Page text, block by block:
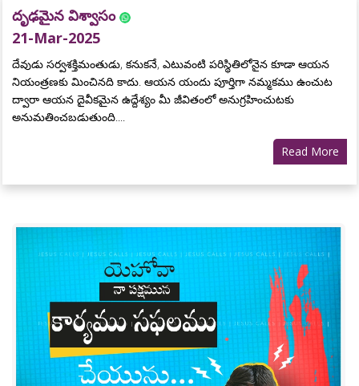
దృఢమైన విశ్వాసం
21-Mar-2025
దేవుడు సర్వశక్తిమంతుడు, కనుకనే, ఎటువంటి పరిస్థితిలోనైన కూడా ఆయన
నియంత్రణకు మించినది కాదు. ఆయన యందు పూర్తిగా నమ్మకము ఉంచుట
ద్వారా ఆయన దైవీకమైన ఉద్దేశ్యం మీ జీవితంలో అనుగ్రహించుటకు
అనుమతించబడుతుంది....
Read More